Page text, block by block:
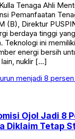
Tenaga Ahli
Pemanfaatan
(B), Direktur
berdaya tinggi
Teknologi ini
energi bersih
nuklir […]
Ojol Jadi 8
Diklaim Tetap